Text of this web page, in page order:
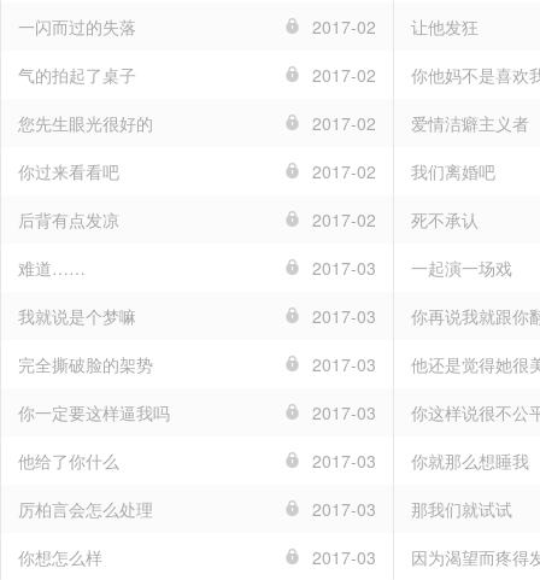
一闪而过的失落 2017-02
让他发狂
气的拍起了桌子
2017-02
你他妈不是喜欢
您先生眼光很好的
2017-02
爱情洁癖主义者
你过来看看吧
2017-02
我们离婚吧
后背有点发凉
2017-02
死不承认
难道……
2017-03
一起演一场戏
我就说是个梦嘛
2017-03
你再说我就跟你
完全撕破脸的架势
2017-03
他还是觉得她很
你一定要这样逼我吗
2017-03
你这样说很不公
他给了你什么
2017-03
你就那么想睡我
厉柏言会怎么处理
2017-03
那我们就试试
你想怎么样
2017-03
因为渴望而疼得